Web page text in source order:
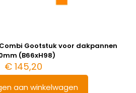
Combi Gootstuk voor dakpannen
(B66xH98)
€145,20
aan winkelwagen